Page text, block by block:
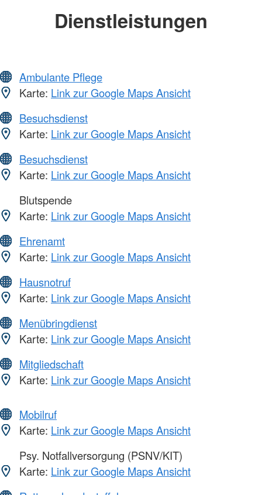
Dienstleistungen
Ambulante Pflege
Karte: Link zur Google Maps Ansicht
Besuchsdienst
Karte: Link zur Google Maps Ansicht
Besuchsdienst
Karte: Link zur Google Maps Ansicht
Blutspende
Karte: Link zur Google Maps Ansicht
Ehrenamt
Karte: Link zur Google Maps Ansicht
Hausnotruf
Karte: Link zur Google Maps Ansicht
Menübringdienst
Karte: Link zur Google Maps Ansicht
Mitgliedschaft
Karte: Link zur Google Maps Ansicht
Mobilruf
Karte: Link zur Google Maps Ansicht
Psy. Notfallversorgung (PSNV/KIT)
Karte: Link zur Google Maps Ansicht